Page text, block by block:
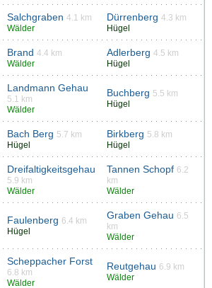
Salchgraben 4.1 km
Wälder
Dürrenberg 4.3 km
Hügel
Brand 4.4 km
Wälder
Adlerberg 4.5 km
Hügel
Landmann Gehau
5.1 km
Wälder
Buchberg 5.5 km
Hügel
Bach Berg 5.7 km
Hügel
Birkberg 5.8 km
Hügel
Dreifaltigkeitsgehau
5.9 km
Wälder
Tannen Schopf 6.2
km
Wälder
Faulenberg 6.4 km
Hügel
Graben Gehau 6.5
km
Wälder
Scheppacher Forst
6.8 km
Wälder
Reutgehau 6.9 km
Wälder